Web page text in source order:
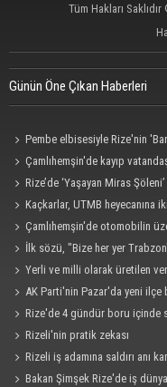
Tüm Hakları
Günün Öne Çıkan Haberleri
Pembe elbisesiyle Rize'nin
Çamlıhemşin'de kayıp
Rize’de ‘Yaşayan Miras
Kaçkarlar, UTMB heyecanına
Çamlıhemşin'de otomobilin
İlk sözü, "Bize her yer
Yerli ve milli olarak üretilen
AK Parti'nin Pazar'da yeni ilçe
Rize'de 4 gündür boru içinde
Rizeli'nin pratik zekası
Rizeli iş adamına saldırı anı
Bakan Şimşek Rize'de iş